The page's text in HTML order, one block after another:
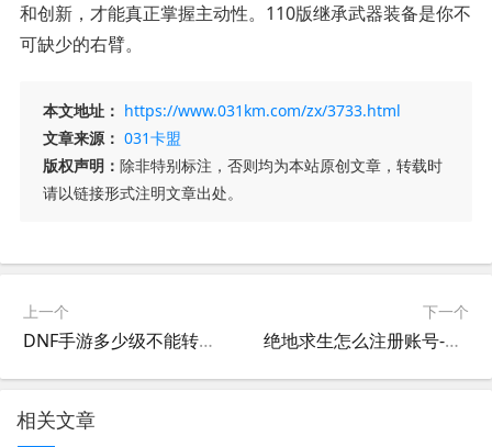
和创新，才能真正掌握主动性。110版继承武器装备是你不
可缺少的右臂。
本文地址： https://www.031km.com/zx/3733.html
文章来源： 031卡盟
版权声明： 除非特别标注，否则均为本站原创文章，转载时
请以链接形式注明文章出处。
上一个
DNF手游多少级不能转换职业-DNF手游职业转换等级限制详解
下一个
绝地求生怎么注册账号-绝地求生新手注册账号教程
相关文章